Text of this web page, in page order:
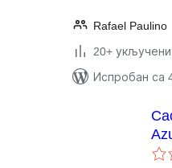
Rafael Paulino
20+
Испробан са